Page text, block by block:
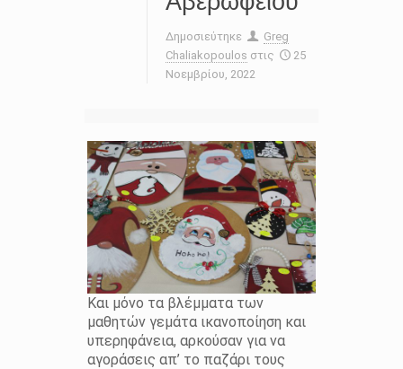
Δημοσιεύτηκε
Greg
Chaliakopoulos στις
25
Νοεμβρίου, 2022
Και μόνο τα βλέμματα των
μαθητών γεμάτα ικανοποίηση και
υπερηφάνεια, αρκούσαν για να
αγοράσεις απ’ το παζάρι τους